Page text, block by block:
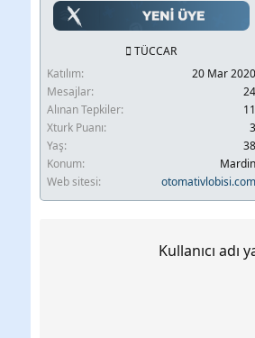
ş
t
a
n
h
TÜCCAR
Katılım
20 Mar 2020
Mesajlar
24
Alınan Tepkiler
11
Xturk Puanı
3
Yaş
38
Konum
Mardin
Web sitesi
otomativlobisi.com
Kullanıcı adı